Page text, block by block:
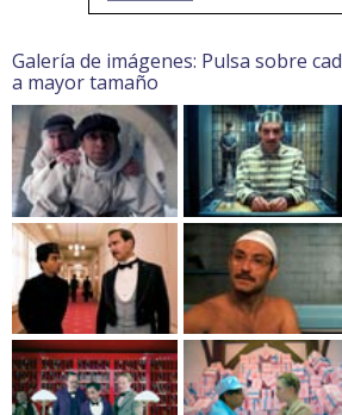
Galería de imágenes: Pulsa sobre
a mayor tamaño